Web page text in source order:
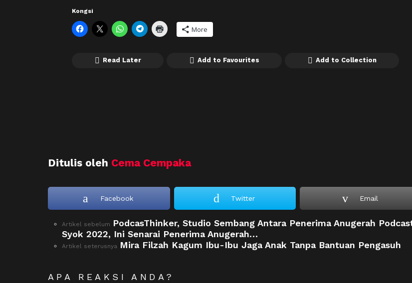
Kongsi
More
Read Later Add to Favourites Add to Collection
Ditulis oleh Cema Cempaka
Facebook Twitter Email
See
more
Artikel sebelum PodcasThinker, Studio Sembang Antara Penerima Anugerah
Syok 2022, Ini Senarai Penerima Anugerah…
Artikel seterusnya Mira Filzah Kagum Ibu-Ibu Jaga Anak Tanpa Bantuan Pengasuh
APA REAKSI ANDA?